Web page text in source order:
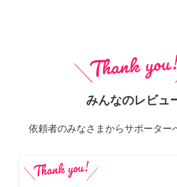
みんなのレビュ
依頼者のみなさまからサポーター